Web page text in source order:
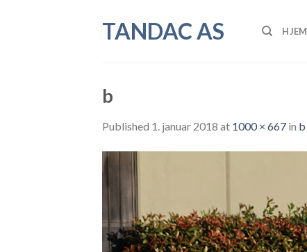
TANDAC AS HJEM
b
Published 1. januar 2018 at 1000 × 667 in b